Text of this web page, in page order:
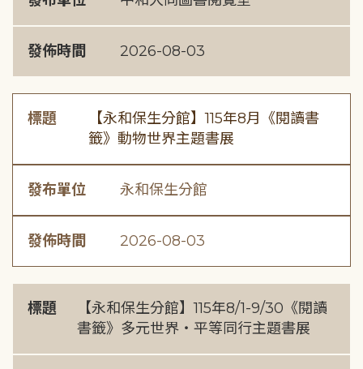
發佈時間 2026-08-03
標題
【永和保生分館】115年8月《閱讀書
籤》動物世界主題書展
發布單位 永和保生分館
發佈時間 2026-08-03
標題
【永和保生分館】115年8/1-9/30《閱讀
書籤》多元世界・平等同行主題書展